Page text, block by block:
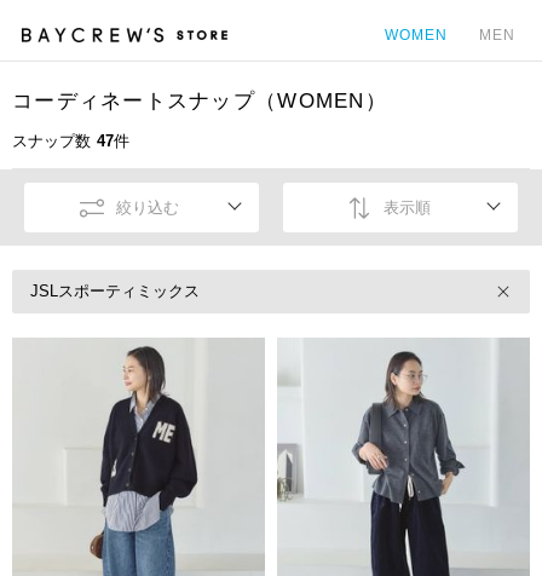
WOMEN MEN
コーディネートスナップ（WOMEN）
スナップ数 47件
絞り込む 表示順
JSLスポーティミックス